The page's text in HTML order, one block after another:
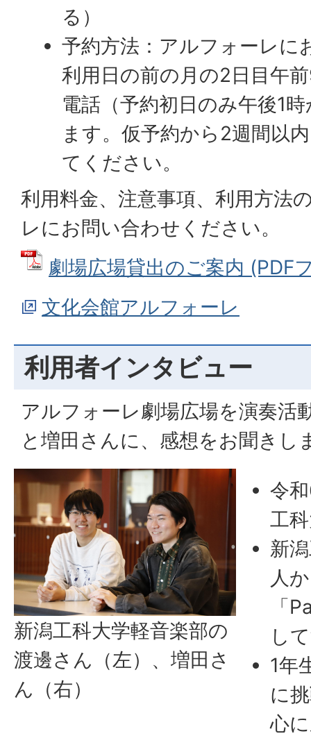
る）
予約方法：アルフォーレに
利用日の前の月の2日目午
電話（予約初日のみ午後1
ます。仮予約から2週間以
てください。
利用料金、注意事項、利用方法
レにお問い合わせください。
劇場広場貸出のご案内 (PDF
文化会館アルフォーレ
利用者インタビュー
アルフォーレ劇場広場を演奏活
と増田さんに、感想をお聞きし
新潟工科大学軽音楽部の
渡邊さん（左）、増田さ
ん（右）
令
工
新
人
「
し
1年
に
心